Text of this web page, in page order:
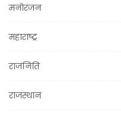
मनोरंजन
महाराष्ट्र
राजनिति
राजस्थान